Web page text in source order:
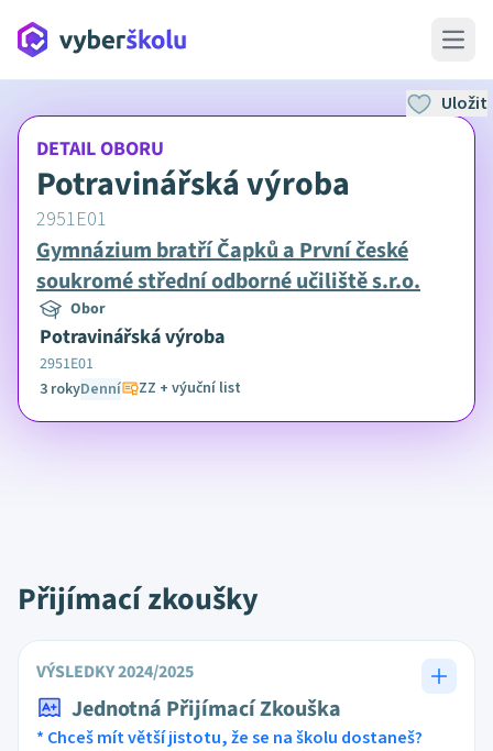
Open
DETAIL OBORU
Potravinářská výroba
2951E01
Gymnázium bratří Čapků a První české
soukromé střední odborné učiliště s.r.o.
Obor
Potravinářská výroba
2951E01
3 rokyDenní ZZ + výuční list
Uložit
Přijímací zkoušky
VÝSLEDKY 2024/2025
Jednotná Přijímací Zkouška
* Chceš mít větší jistotu, že se na školu dostaneš?